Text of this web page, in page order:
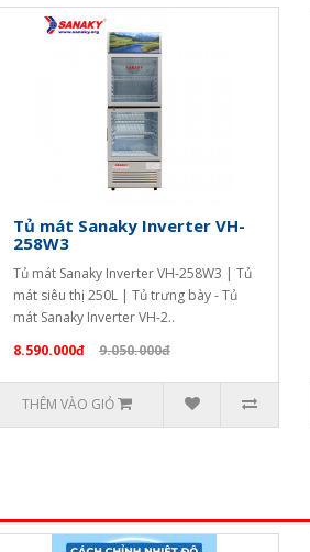
Tủ mát Sanaky Inverter VH-
258W3
Tủ mát Sanaky Inverter VH-258W3 | Tủ
mát siêu thị 250L | Tủ trưng bày - Tủ
mát Sanaky Inverter VH-2..
8.590.000đ
9.050.000đ
THÊM VÀO GIỎ